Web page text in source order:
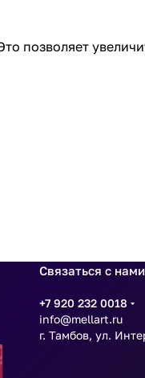
позволяет
Связаться с нами
+7 920 232 0018
info@mellart.ru
г. Тамбов, ул.